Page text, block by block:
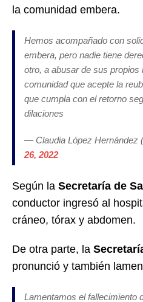
la comunidad embera.
Hemos acompañado con
embera, pero nadie tiene
otro, a abusar de sus propios
comunidad que acepte la
que cumpla con el retorno
dilaciones
— Claudia López Hernández
26, 2022
Según la Secretaría de
conductor ingresó al
cráneo, tórax y abdomen.
De otra parte, la
pronunció y también
Lamentamos el fallecimiento